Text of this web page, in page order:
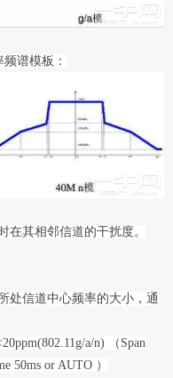
谱模板：
在其相邻信道的干扰度。
处信道中心频率的大小，通
a/n) （Span
50ms or AUTO ）